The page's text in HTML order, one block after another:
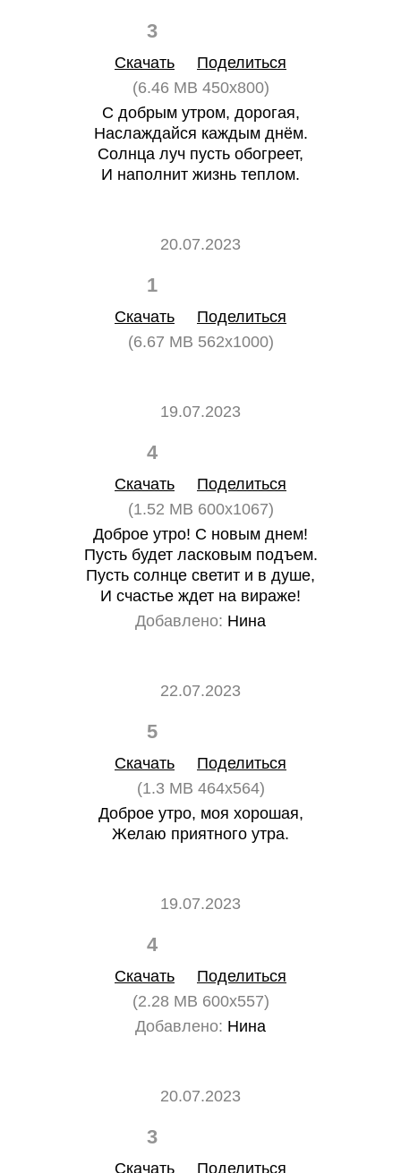
3
Скачать
Поделиться
(6.46 MB 450x800)
С добрым утром, дорогая,
Наслаждайся каждым днём.
Солнца луч пусть обогреет,
И наполнит жизнь теплом.
20.07.2023
1
Скачать
Поделиться
(6.67 MB 562x1000)
19.07.2023
4
Скачать
Поделиться
(1.52 MB 600x1067)
Доброе утро! С новым днем!
Пусть будет ласковым подъем.
Пусть солнце светит и в душе,
И счастье ждет на вираже!
Добавлено: Нина
22.07.2023
5
Скачать
Поделиться
(1.3 MB 464x564)
Доброе утро, моя хорошая,
Желаю приятного утра.
19.07.2023
4
Скачать
Поделиться
(2.28 MB 600x557)
Добавлено: Нина
20.07.2023
3
Скачать Поделиться